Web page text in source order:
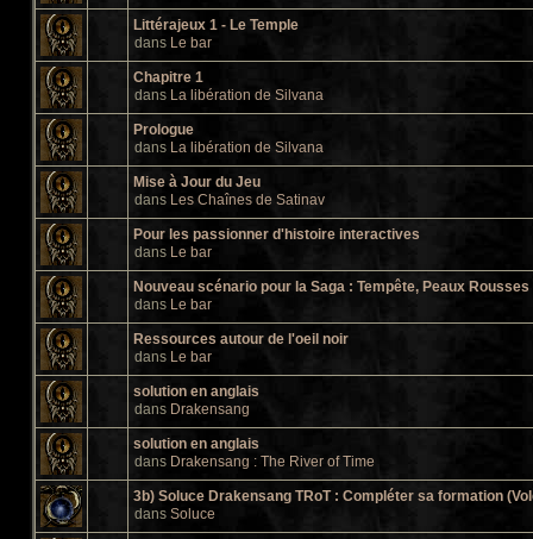
Littérajeux 1 - Le Temple
dans Le bar
Chapitre 1
dans La libération de Silvana
Prologue
dans La libération de Silvana
Mise à Jour du Jeu
dans Les Chaînes de Satinav
Pour les passionner d'histoire interactives
dans Le bar
Nouveau scénario pour la Saga : Tempête, Peaux Rousses
dans Le bar
Ressources autour de l'oeil noir
dans Le bar
solution en anglais
dans Drakensang
solution en anglais
dans Drakensang : The River of Time
3b) Soluce Drakensang TRoT : Compléter sa formation
dans Soluce